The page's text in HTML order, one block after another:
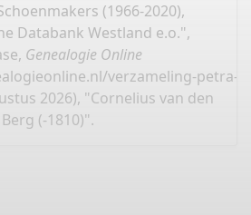
(1966-2020),
Databank Westland e.o.",
Genealogie Online
verzameling-petra-
2026), "Cornelius van den
Berg (-1810)".